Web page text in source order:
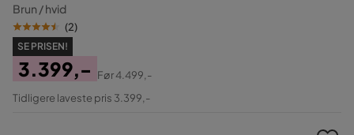
Brun / hvid
(2)
SE PRISEN!
Pris
3.399,-
Original
Før4.499,-
Tidligere laveste pris 3.399,-